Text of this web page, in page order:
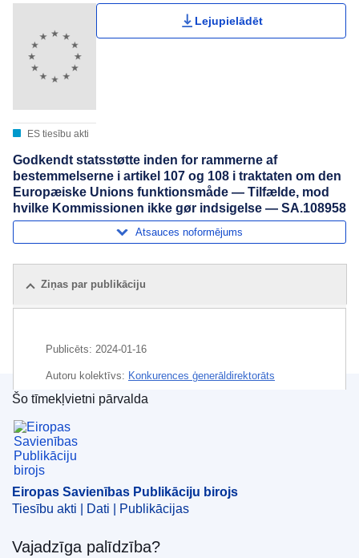
Lietotāju vērtējums
ES tiesību akti
Lejupielādēt
Godkendt statsstøtte inden for rammerne af
bestemmelserne i artikel 107 og 108 i traktaten om den
Europæiske Unions funktionsmåde — Tilfælde, mod
hvilke Kommissionen ikke gør indsigelse — SA.108958
Atsauces noformējums
Ziņas par publikāciju
Publicēts: 2024-01-16
Autoru kolektīvs: Konkurences ģenerāldirektorāts
(Eiropas Komisija),Eiropas Komisija
Temats:
lauksaimnieciskā ražošana
CELEX : 52024AS108958
OJ : C_202400803
Eiropas Savienības Publikāciju birojs
Šo tīmekļvietni pārvalda
Eiropas Savienības Publikāciju birojs
Tiesību akti | Dati | Publikācijas
Vajadzīga palīdzība?